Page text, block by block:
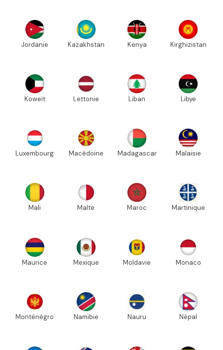
Jordanie Kazakhstan Kenya Kirghizistan
Koweït Lettonie Liban Libye
Luxembourg Macédoine Madagascar Malaisie
Mali Malte Maroc Martinique
Maurice Mexique Moldavie Monaco
Monténégro Namibie Nauru Népal